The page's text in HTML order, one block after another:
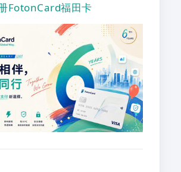
FotonCard福田卡